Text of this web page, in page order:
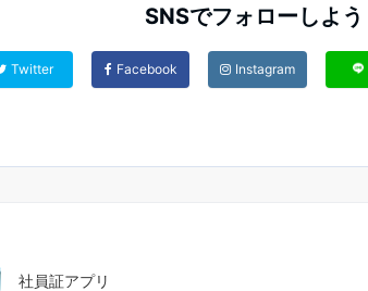
SNSでフォローしよう
Twitter Facebook Instagram
社員証アプリ